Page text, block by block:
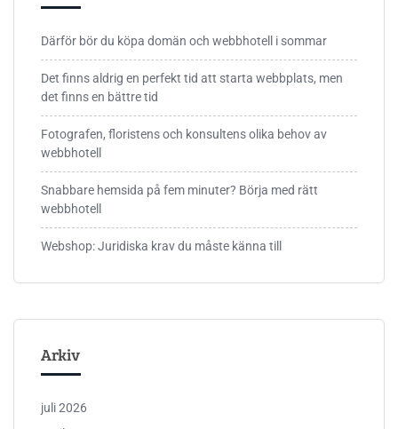
Därför bör du köpa domän och webbhotell i sommar
Det finns aldrig en perfekt tid att starta webbplats, men
det finns en bättre tid
Fotografen, floristens och konsultens olika behov av
webbhotell
Snabbare hemsida på fem minuter? Börja med rätt
webbhotell
Webshop: Juridiska krav du måste känna till
Arkiv
juli 2026